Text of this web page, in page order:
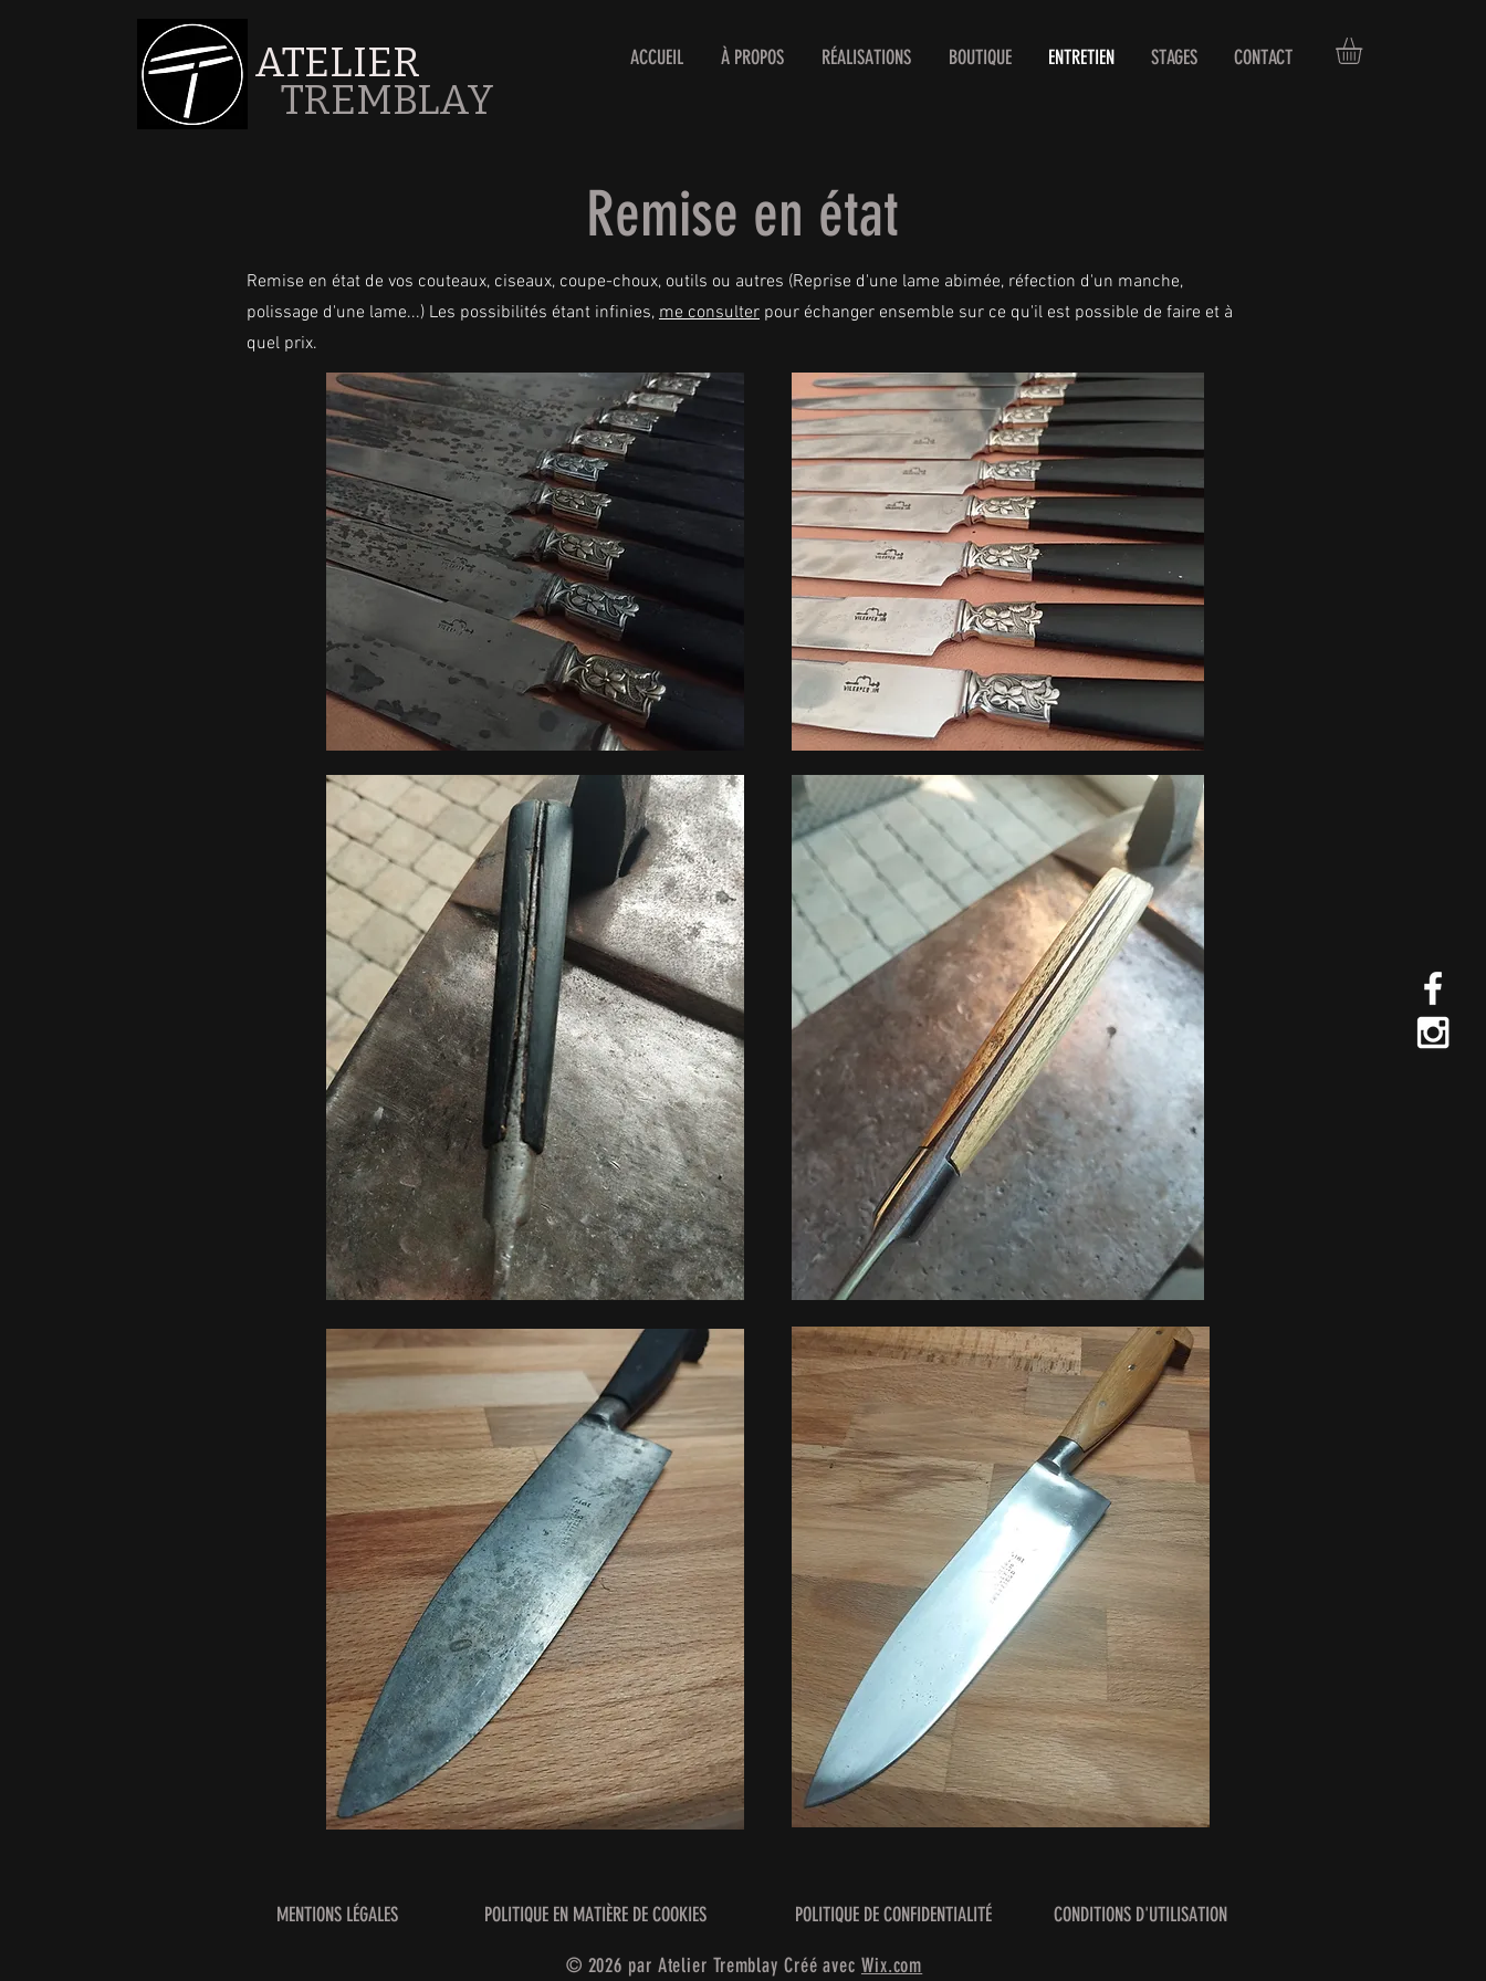
ACCUEIL À PROPOS RÉALISATIONS BOUTIQUE ENTRETIEN STAGES CONTACT
ATELIER
TREMBLAY
Remise en état
Remise en état de vos couteaux, ciseaux, coupe-choux, outils ou autres (Reprise d'une lame abimée, réfection d'un manche,
polissage d'une lame...) Les possibilités étant infinies, me consulter pour échanger ensemble sur ce qu'il est possible de faire et à
quel prix.
MENTIONS LÉGALES POLITIQUE EN MATIÈRE DE COOKIES POLITIQUE DE CONFIDENTIALITÉ CONDITIONS D'UTILISATION
© 2026 par Atelier Tremblay Créé avec Wix.com